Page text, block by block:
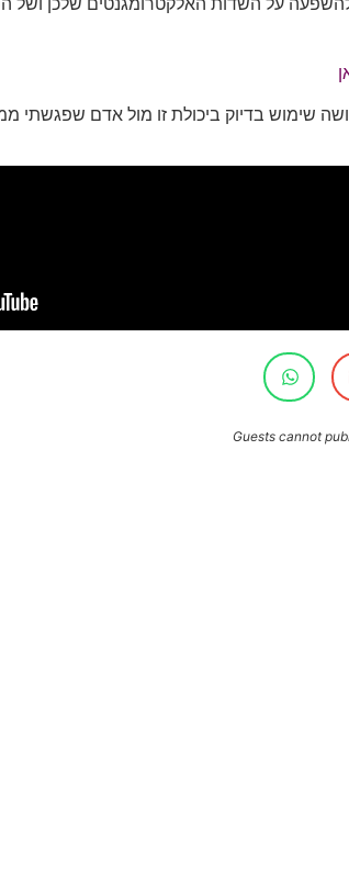
שימוש בדיוק ביכולת זו מול אדם שפגשתי